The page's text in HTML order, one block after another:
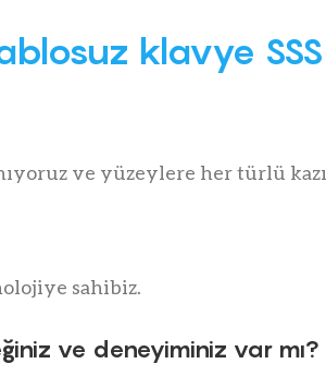
klavye SSS
ve yüzeylere her türlü
sahibiz.
ve deneyiminiz var mı?